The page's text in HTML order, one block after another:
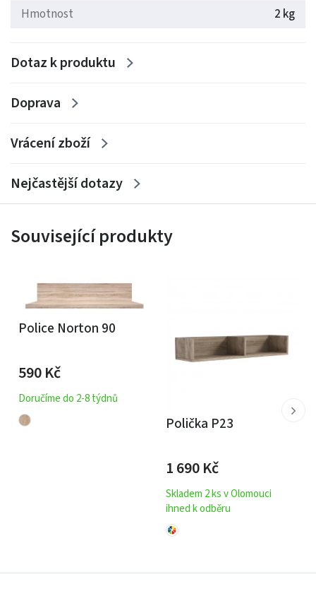
Hmotnost
2 kg
Dotaz k produktu
Doprava
Vrácení zboží
Nejčastější dotazy
Související produkty
Police Norton 90
590Kč
Doručíme do 2-8 týdnů
Polička P23
1 690Kč
Skladem 2 ks v Olomouci
ihned k odběru